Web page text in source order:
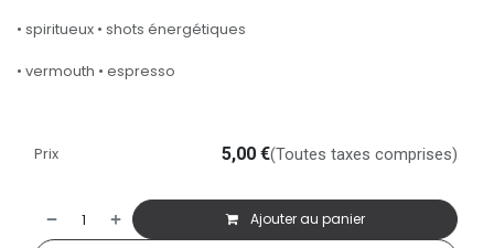
• spiritueux • shots énergétiques
• vermouth • espresso
Ajouter au panier
Prix 5,00 €(Toutes taxes comprises)